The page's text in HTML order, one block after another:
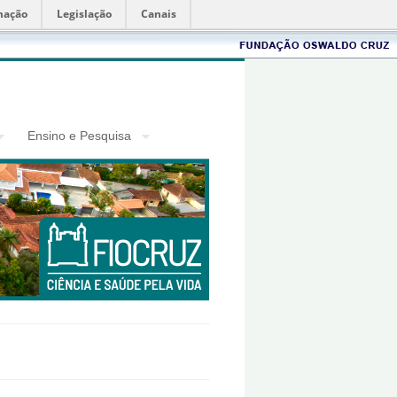
Legislação Canais
Fiocruz
Ensino e Pesquisa